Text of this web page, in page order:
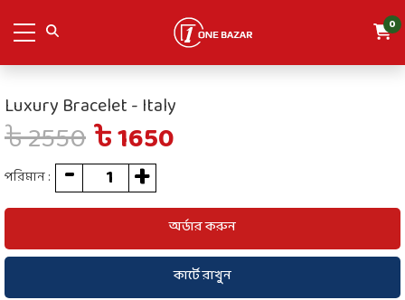
0
Luxury Bracelet - Italy
৳ 2550৳ 1650
পরিমান :
অর্ডার করুন
কার্টে রাখুন